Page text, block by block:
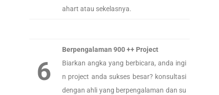
ahart atau sekelasnya.
6
Berpengalaman 900 ++ Project
Biarkan angka yang berbicara, anda ingi
n project anda sukses besar? konsultasi
dengan ahli yang berpengalaman dan su